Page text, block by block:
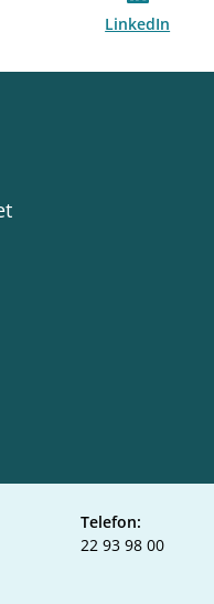
LinkedIn
Telefon:
22 93 98 00